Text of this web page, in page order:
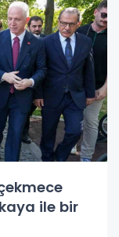
ile bir